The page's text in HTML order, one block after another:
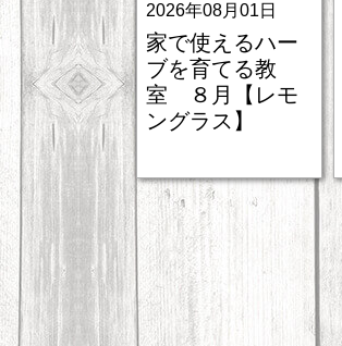
2026年08月01日
家で使えるハー
ブを育てる教
室 ８月【レモ
ングラス】